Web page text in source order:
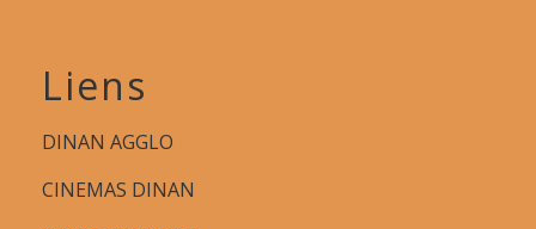
Liens
DINAN AGGLO
CINEMAS DINAN